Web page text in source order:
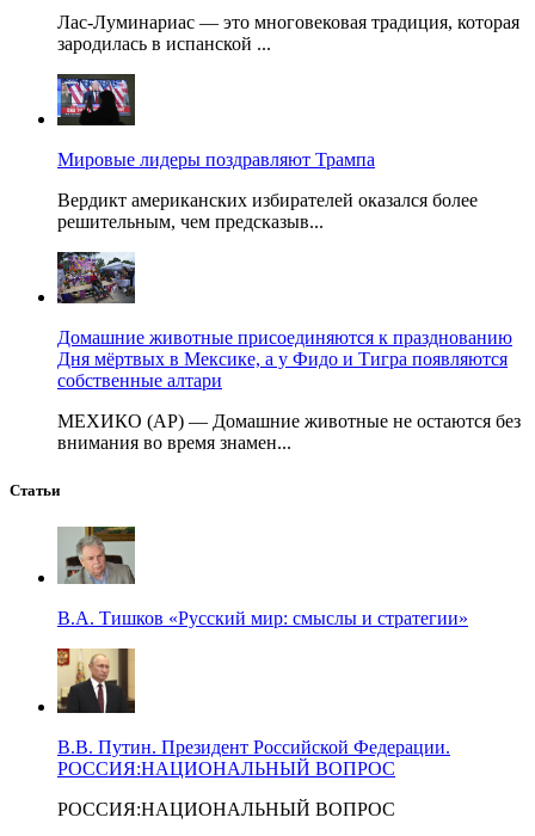
Лас-Луминариас — это многовековая традиция, которая
зародилась в испанской ...
Мировые лидеры поздравляют Трампа
Вердикт американских избирателей оказался более
решительным, чем предсказыв...
Домашние животные присоединяются к празднованию
Дня мёртвых в Мексике, а у Фидо и Тигра появляются
собственные алтари
МЕХИКО (AP) — Домашние животные не остаются без
внимания во время знамен...
Статьи
В.А. Тишков «Русский мир: смыслы и стратегии»
В.В. Путин. Президент Российской Федерации.
РОССИЯ:НАЦИОНАЛЬНЫЙ ВОПРОС
РОССИЯ:НАЦИОНАЛЬНЫЙ ВОПРОС